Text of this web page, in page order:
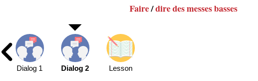
Faire/diredes messesbasses
Dialog 1 Dialog 2 Lesson